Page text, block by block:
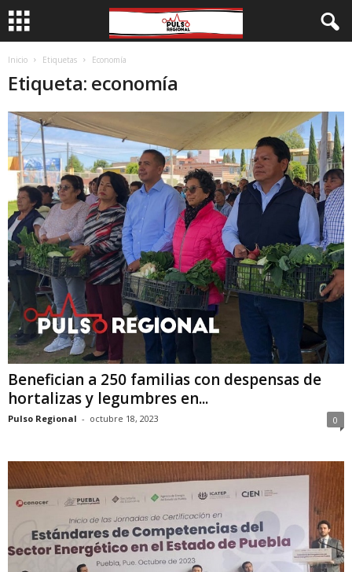
Inicio Etiquetas Economía
Etiqueta: economía
Benefician a 250 familias con despensas de
hortalizas y legumbres en...
Pulso Regional - octubre 18, 2023 0